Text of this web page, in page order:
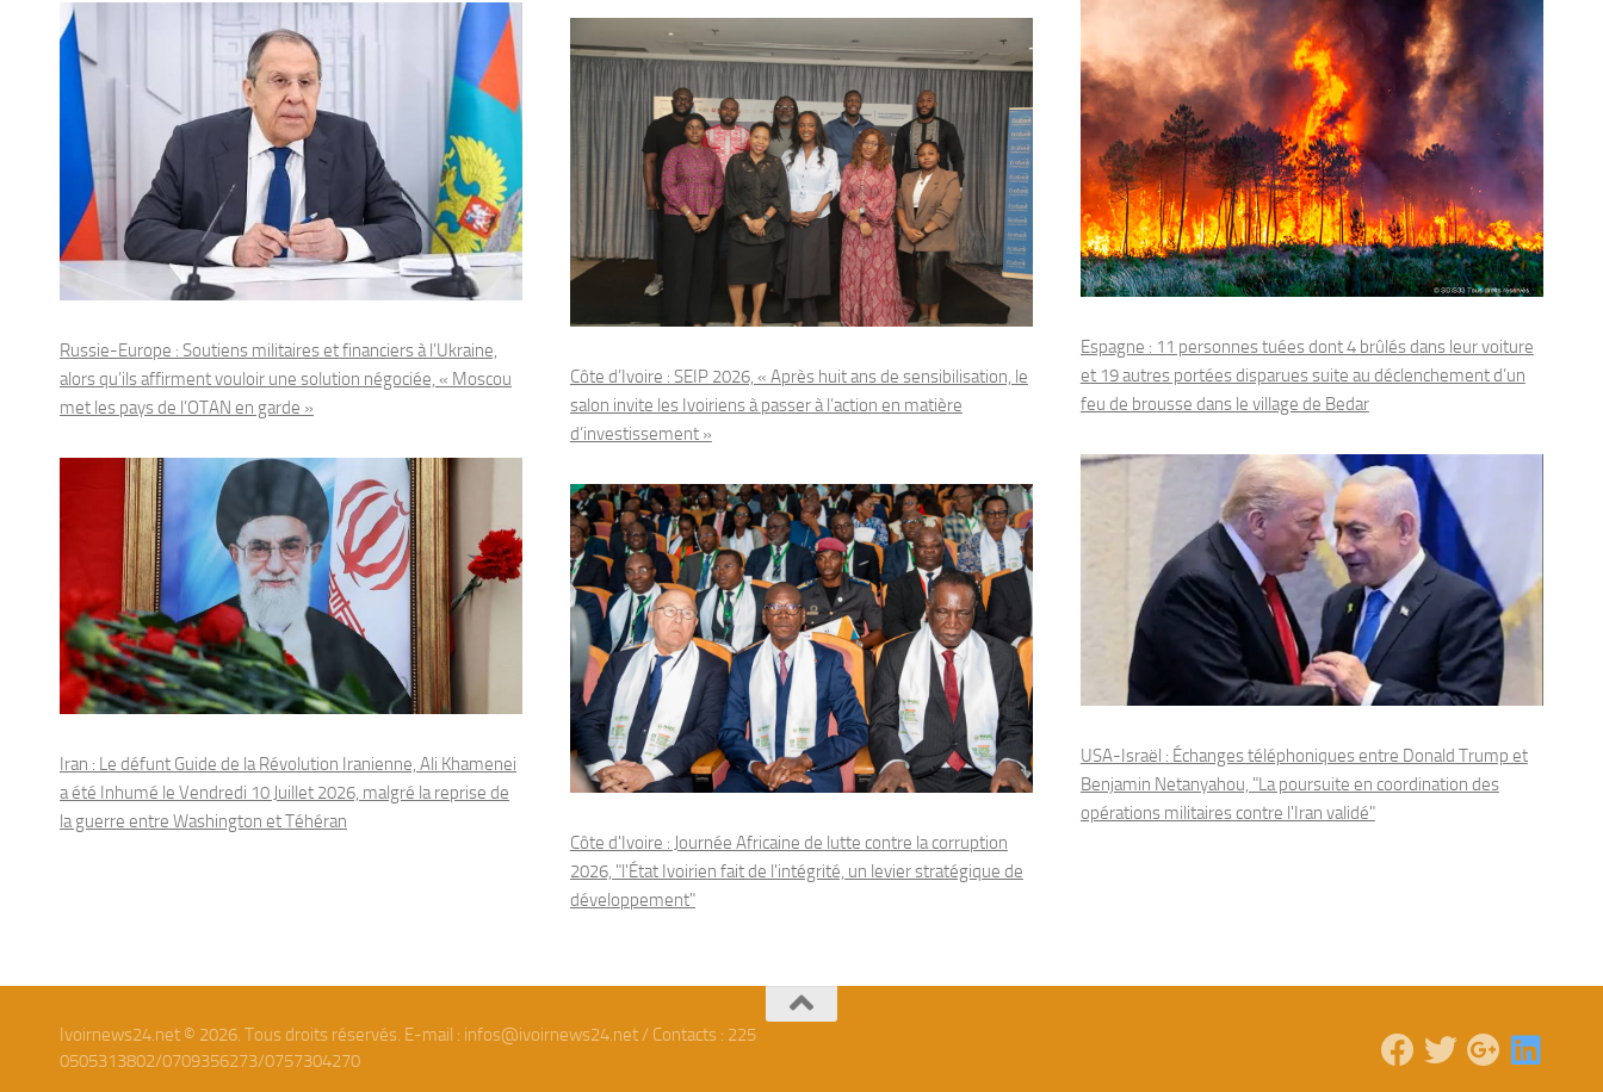
Russie-Europe : Soutiens militaires et financiers à l’Ukraine,
alors qu’ils affirment vouloir une solution négociée, « Moscou
met les pays de l’OTAN en garde »
Iran : Le défunt Guide de la Révolution Iranienne, Ali Khamenei
a été Inhumé le Vendredi 10 Juillet 2026, malgré la reprise de
la guerre entre Washington et Téhéran
Côte d’Ivoire : SEIP 2026, « Après huit ans de sensibilisation, le
salon invite les Ivoiriens à passer à l’action en matière
d’investissement »
Côte d'Ivoire : Journée Africaine de lutte contre la corruption
2026, "l'État Ivoirien fait de l'intégrité, un levier stratégique de
développement"
Espagne : 11 personnes tuées dont 4 brûlés dans leur voiture
et 19 autres portées disparues suite au déclenchement d’un
feu de brousse dans le village de Bedar
USA-Israël : Échanges téléphoniques entre Donald Trump et
Benjamin Netanyahou, "La poursuite en coordination des
opérations militaires contre l'Iran validé"
Ivoirnews24.net © 2026. Tous droits réservés. E-mail : infos@ivoirnews24.net / Contacts : 225
0505313802/0709356273/0757304270